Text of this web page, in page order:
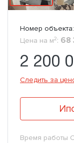
Номер объекта:
Цена на м2: 68
2 200
Следить за
Время работы